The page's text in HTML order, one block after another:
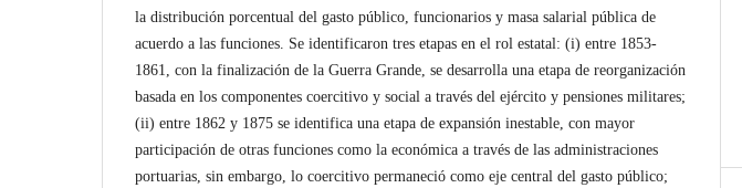
la distribución porcentual del gasto público, funcionarios y masa salarial pública de
acuerdo a las funciones. Se identificaron tres etapas en el rol estatal: (i) entre 1853-
1861, con la finalización de la Guerra Grande, se desarrolla una etapa de reorganización
basada en los componentes coercitivo y social a través del ejército y pensiones militares;
(ii) entre 1862 y 1875 se identifica una etapa de expansión inestable, con mayor
participación de otras funciones como la económica a través de las administraciones
portuarias, sin embargo, lo coercitivo permaneció como eje central del gasto público;